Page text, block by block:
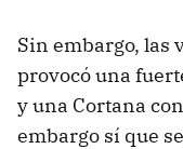
Sin embargo, las
provocó una
y una Cortana
embargo sí que